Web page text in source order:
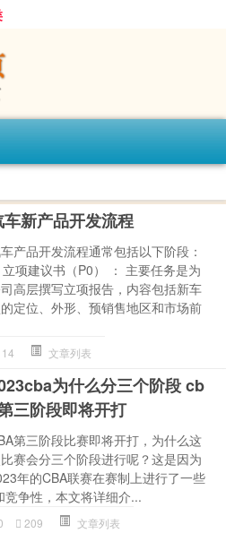
车新产品开发流程
产品开发流程通常包括以下阶段：
立项建议书（P0） ： 主要任务是为
高层撰写立项报告，内容包括新车
定位、外形、预销售地区和市场前
14 文章列表
为什么分三个阶段 cb
三阶段即将开打
第三阶段比赛即将开打，为什么这
赛会分三个阶段进行呢？这是因为
年的CBA联赛在赛制上进行了一些
争性，本文将详细介...
209 文章列表